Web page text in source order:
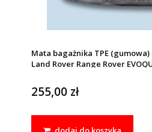
Mata bagażnika TPE
Land Rover Range Rover
255,00 zł